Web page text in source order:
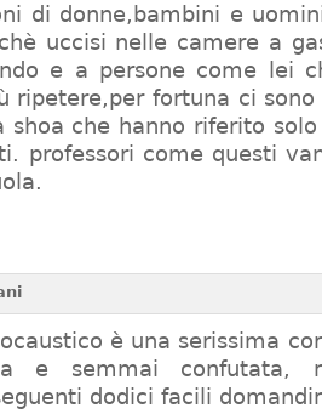
di donne,bambini e
uccisi nelle camere a
e a persone come lei
ripetere,per fortuna ci
shoa che hanno riferito
professori come questi
è una serissima
e semmai confutata,
dodici facili